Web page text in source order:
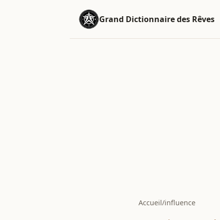
Grand Dictionnaire des Rêves
Accueil/influence